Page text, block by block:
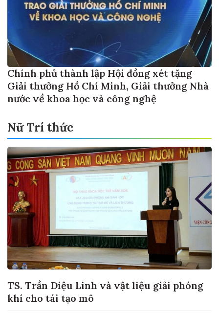
Chính phủ thành lập Hội đồng xét tặng
Giải thưởng Hồ Chí Minh, Giải thưởng Nhà
nước về khoa học và công nghệ
Nữ Trí thức
TS. Trần Diệu Linh và vật liệu giải phóng
khí cho tái tạo mô